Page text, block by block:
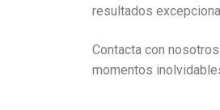
resultados
Contacta con
momentos